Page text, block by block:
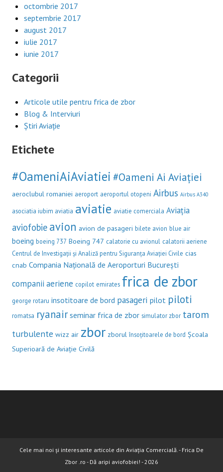
octombrie 2017
septembrie 2017
august 2017
iulie 2017
iunie 2017
Categorii
Articole utile pentru frica de zbor
Blog & Interviuri
Știri Aviație
Etichete
#OameniAiAviatiei #Oameni Ai Aviației
aeroclubul romaniei aeroport aeroportul otopeni Airbus Airbus A340
asociatia iubim aviatia aviatie aviatie comerciala Aviația
aviofobie avion avion de pasageri bilete avion blue air
boeing boeing 737 Boeing 747 calatorie cu avionul calatorii aeriene
Centrul de Investigații și Analiză pentru Siguranța Aviației Civile cias
cnab Compania Națională de Aeroporturi București
companii aeriene copilot emirates frica de zbor
george rotaru insotitoare de bord pasageri pilot piloti
romatsa ryanair seminar frica de zbor simulator zbor tarom
turbulente wizz air zbor zborul însoțitoarele de bord Școala
Superioară de Aviație Civilă
Cele mai noi și interesante articole din Aviația Comercială. - Frica De
Zbor .ro - Dă aripi aviofobiei! - 2026